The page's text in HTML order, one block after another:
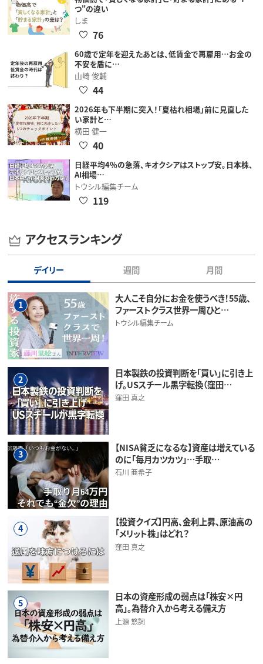
つ"の違い
しま
76
60歳で定年を迎えたあとは、低賃金で再雇用…お金の
不安を盾に…
山崎 俊輔
44
2026年も下半期に突入！「夏枯れ相場」前に見直した
い家計と…
横田 健一
40
日経平均4％の急落、キオクシアはストップ安。日本株、
AI相場…
トウシル編集チーム
119
アクセスランキング
デイリー 週間 月間
1
大人こそ自分にお金を使うべき！55歳、
ファーストクラス世界一周ひと…
トウシル編集チーム
2
日本製鉄の投資判断を「買い」に引き上
げ。USスチール黒字転換（窪田…
窪田 真之
3
【NISA貧乏になるな】資産は増えている
のに「毎月カツカツ」…手取…
石川 亜希子
4
【投資クイズ】円高、金利上昇、原油高の
「メリット株」はどれ？
窪田 真之
5
日本の資産形成の弱点は「株安×円
高」。為替介入から考える備え方
上源 悠詞